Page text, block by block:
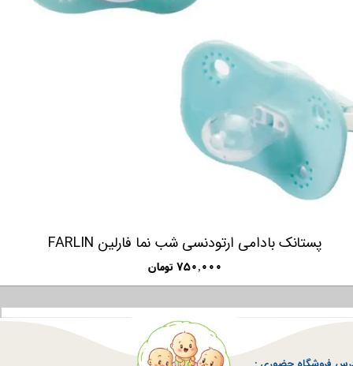
پستانک بادامی ارتودنسی شب نما فارلین FARLIN
۷۵۰,۰۰۰ تومان